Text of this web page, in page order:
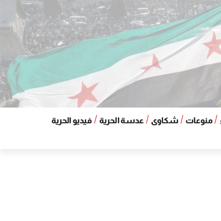
منوعات شكاوى عدسة الحرية فيديو الحرية